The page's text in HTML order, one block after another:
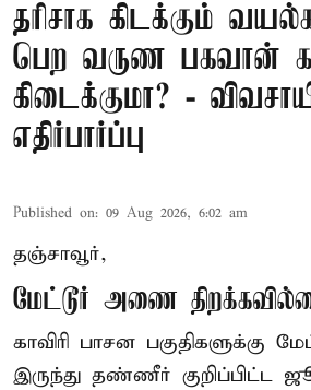
தரிசாக கிடக்கும்
பெற வருண பகவான்
கிடைக்குமா? -
எதிர்பார்ப்பு
Published on: 09 Aug 2026, 6:02 am
தஞ்சாவூர்,
மேட்டூர் அணை
காவிரி பாசன பகுதிகளுக்கு
இருந்து தண்ணீர் குறிப்பிட்ட